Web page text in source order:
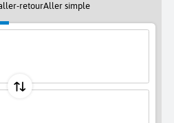
retourAller simple